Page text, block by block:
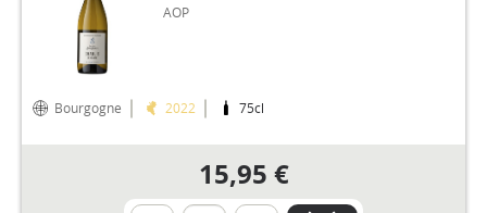
AOP
Bourgogne 2022 75cl
15,95 €